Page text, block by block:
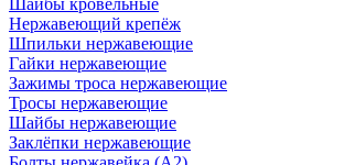
Шайбы кровельные
Нержавеющий крепёж
Шпильки нержавеющие
Гайки нержавеющие
Зажимы троса нержавеющие
Тросы нержавеющие
Шайбы нержавеющие
Заклёпки нержавеющие